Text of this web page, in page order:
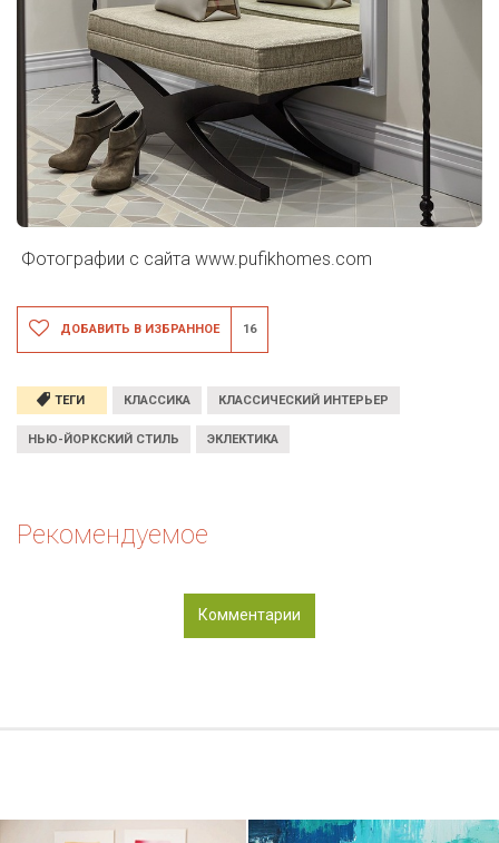
Фотографии с сайта www.pufikhomes.com
ДОБАВИТЬ В ИЗБРАННОЕ 16
ТЕГИ КЛАССИКА КЛАССИЧЕСКИЙ ИНТЕРЬЕР
НЬЮ-ЙОРКСКИЙ СТИЛЬ ЭКЛЕКТИКА
Рекомендуемое
Комментарии